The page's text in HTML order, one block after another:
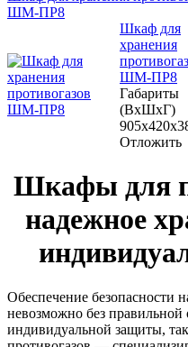
ШМ-ПР8
Шкаф для
хранения
ШМ-ПР8
Габариты
(ВхШхГ)
Отложить
Шкафы для
надежное
Обеспечение безопасности
невозможно без правильной
индивидуальной защиты,